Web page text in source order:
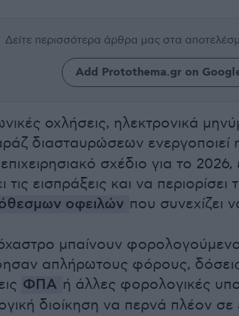
Δείτε περισσότερα άρθρα μας στα
Add Protothema.gr on
οχλήσεις, ηλεκτρονικά
διασταυρώσεων ενεργοποιεί
σχέδιο για το 2026,
τις εισπράξεις και να περιορίσει
οφειλών που συνεχίζει
μπαίνουν φορολογούμενοι
απλήρωτους φόρους,
ΦΠΑ ή άλλες φορολογικές
διοίκηση να περνά πλέον σε